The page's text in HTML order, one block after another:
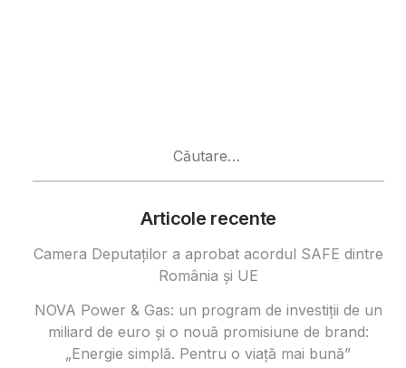
Articole recente
Camera Deputaților a aprobat acordul SAFE dintre
România și UE
NOVA Power & Gas: un program de investiții de un
miliard de euro și o nouă promisiune de brand:
„Energie simplă. Pentru o viață mai bună”